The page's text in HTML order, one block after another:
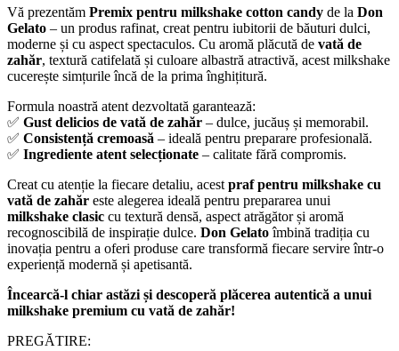
Vă prezentăm Premix pentru milkshake cotton candy de la Don
Gelato – un produs rafinat, creat pentru iubitorii de băuturi dulci,
moderne și cu aspect spectaculos. Cu aromă plăcută de vată de
zahăr, textură catifelată și culoare albastră atractivă, acest milkshake
cucerește simțurile încă de la prima înghițitură.
Formula noastră atent dezvoltată garantează:
✅ Gust delicios de vată de zahăr – dulce, jucăuș și memorabil.
✅ Consistență cremoasă – ideală pentru preparare profesională.
✅ Ingrediente atent selecționate – calitate fără compromis.
Creat cu atenție la fiecare detaliu, acest praf pentru milkshake cu
vată de zahăr este alegerea ideală pentru prepararea unui
milkshake clasic cu textură densă, aspect atrăgător și aromă
recognoscibilă de inspirație dulce. Don Gelatoîmbină tradiția cu
inovația pentru a oferi produse care transformă fiecare servire într-o
experiență modernă și apetisantă.
Încearcă-l chiar astăzi și descoperă plăcerea autentică a unui
milkshake premium cu vată de zahăr!
PREGĂTIRE: